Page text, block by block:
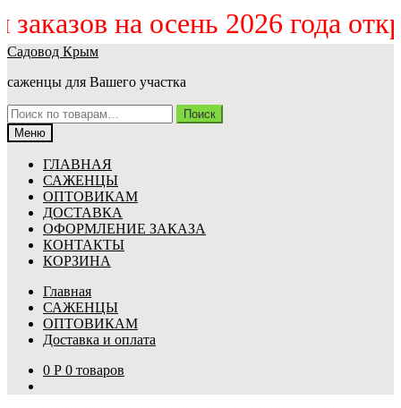
заказов на осень 2026 года
Перейти
навигации
Перейти
содержимому
Садовод Крым
саженцы для Вашего участка
Искать:
Поиск
Меню
ГЛАВНАЯ
САЖЕНЦЫ
ОПТОВИКАМ
ДОСТАВКА
ОФОРМЛЕНИЕ ЗАКАЗА
КОНТАКТЫ
КОРЗИНА
Главная
САЖЕНЦЫ
ОПТОВИКАМ
Доставка и оплата
0 Р 0 товаров